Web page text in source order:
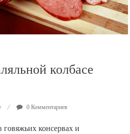
колбасе
0 Комментариев
консервах и